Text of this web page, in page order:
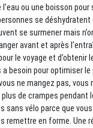
ou une boisson
se
se surmener mais
avant et après
le voyage et d’obtenir
besoin pour optimiser le
ne mangez pas, vous
de crampes pendant
sans vélo parce que
remettre en forme. Une